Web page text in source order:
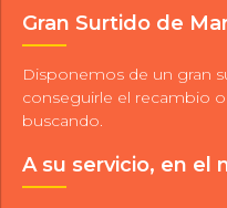
Gran Surtido de
Disponemos de un gran
conseguirle el recambio
buscando.
A su servicio, en el